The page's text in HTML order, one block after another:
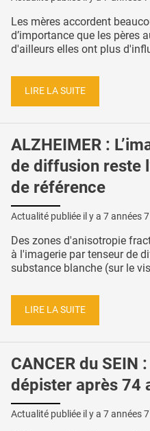
Les mères accordent
d’importance que les pères
d'ailleurs elles ont plus
LIRE LA SUITE
ALZHEIMER :
de diffusion reste
de référence
Actualité publiée il y a 7 années
Des zones d'anisotropie
à l'imagerie par tenseur de
substance blanche (sur le
LIRE LA SUITE
CANCER du SEIN
dépister après 74
Actualité publiée il y a 7 années